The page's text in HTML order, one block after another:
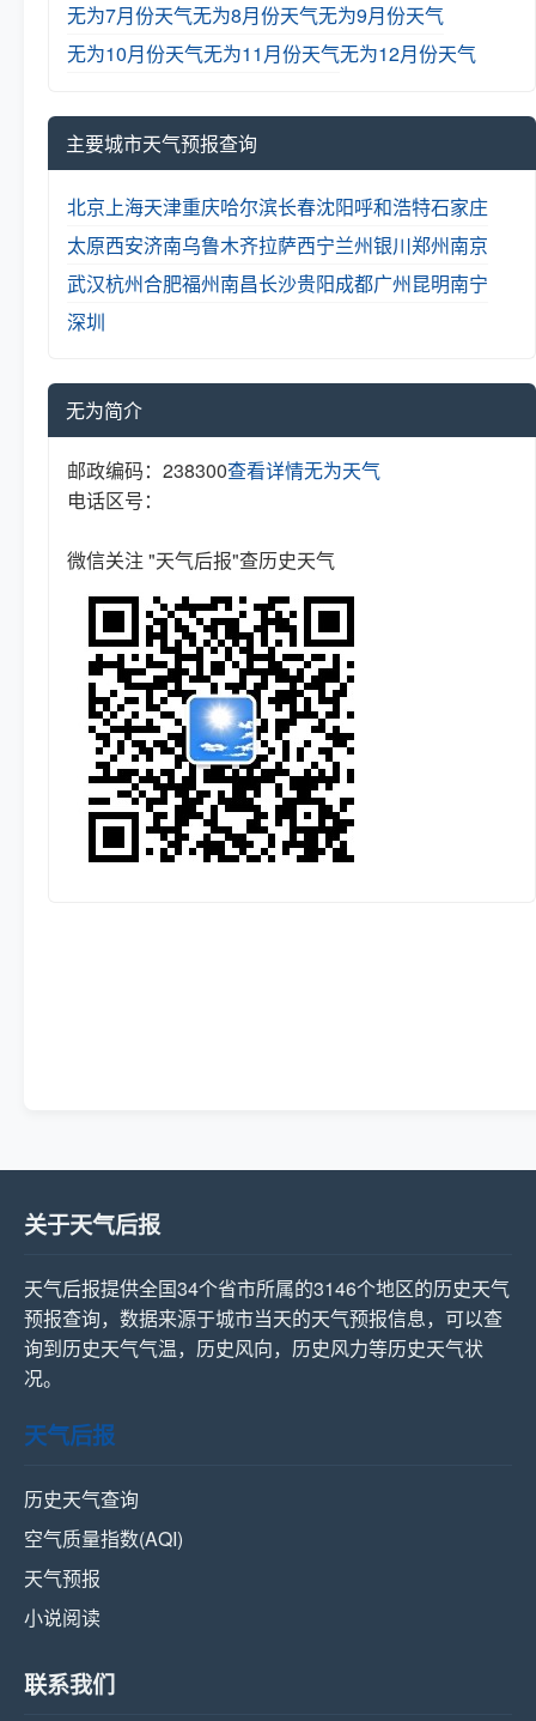
无为7月份天气无为8月份天气无为9月份天气
无为10月份天气无为11月份天气无为12月份天气
主要城市天气预报查询
北京上海天津重庆哈尔滨长春沈阳呼和浩特石家庄
太原西安济南乌鲁木齐拉萨西宁兰州银川郑州南京
武汉杭州合肥福州南昌长沙贵阳成都广州昆明南宁
深圳
无为简介
邮政编码：238300
电话区号：
查看详情无为天气
微信关注 "天气后报"查历史天气
关于天气后报
天气后报提供全国34个省市所属的3146个地区的历史天气
预报查询，数据来源于城市当天的天气预报信息，可以查
询到历史天气气温，历史风向，历史风力等历史天气状
况。
天气后报
历史天气查询
空气质量指数(AQI)
天气预报
小说阅读
联系我们